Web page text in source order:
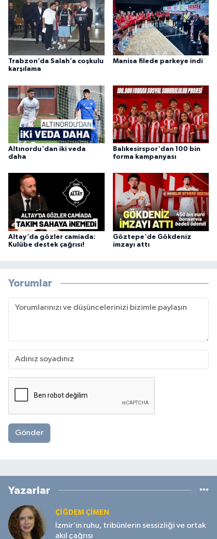
Trabzon’da Salah’a coşkulu
karşılama
Manisa filede parkeye indi
Altınordu'dan iki veda
daha
Balıkesirspor'dan 100 bin
forma kampanyası
Altay'da gözler camiada:
Kulübe destek çağrısı!
Göztepe'de Gökdeniz
imzayı attı
Yorumlar
Gönder
Yazarlar
ÇIĞDEM ÇIMEN
İzmir’in ruhu, tribünlerin sessizliği ve ortak
akıl çağrısı